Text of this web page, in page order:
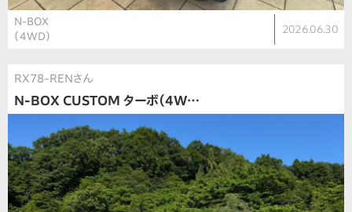
N-BOX
（4WD）
2026.06.30
RX78-RENさん
N-BOX CUSTOM ターボ（4W…